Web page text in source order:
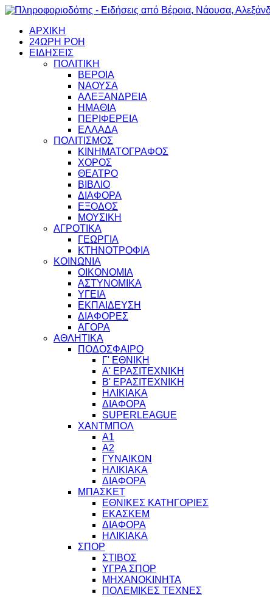
ΑΡΧΙΚΗ
24ΩΡΗ ΡΟΗ
ΕΙΔΗΣΕΙΣ
ΠΟΛΙΤΙΚΗ
ΒΕΡΟΙΑ
ΝΑΟΥΣΑ
ΑΛΕΞΑΝΔΡΕΙΑ
ΗΜΑΘΙΑ
ΠΕΡΙΦΕΡΕΙΑ
ΕΛΛΑΔΑ
ΠΟΛΙΤΙΣΜΟΣ
ΚΙΝΗΜΑΤΟΓΡΑΦΟΣ
ΧΟΡΟΣ
ΘΕΑΤΡΟ
ΒΙΒΛΙΟ
ΔΙΑΦΟΡΑ
ΕΞΟΔΟΣ
ΜΟΥΣΙΚΗ
ΑΓΡΟΤΙΚΑ
ΓΕΩΡΓΙΑ
ΚΤΗΝΟΤΡΟΦΙΑ
ΚΟΙΝΩΝΙΑ
ΟΙΚΟΝΟΜΙΑ
ΑΣΤΥΝΟΜΙΚΑ
ΥΓΕΙΑ
ΕΚΠΑΙΔΕΥΣΗ
ΔΙΑΦΟΡΕΣ
ΑΓΟΡΑ
ΑΘΛΗΤΙΚΑ
ΠΟΔΟΣΦΑΙΡΟ
Γ' ΕΘΝΙΚΗ
Α' ΕΡΑΣΙΤΕΧΝΙΚΗ
Β' ΕΡΑΣΙΤΕΧΝΙΚΗ
ΗΛΙΚΙΑΚΑ
ΔΙΑΦΟΡΑ
SUPERLEAGUE
ΧΑΝΤΜΠΟΛ
Α1
Α2
ΓΥΝΑΙΚΩΝ
ΗΛΙΚΙΑΚΑ
ΔΙΑΦΟΡΑ
ΜΠΑΣΚΕΤ
ΕΘΝΙΚΕΣ ΚΑΤΗΓΟΡΙΕΣ
ΕΚΑΣΚΕΜ
ΔΙΑΦΟΡΑ
ΗΛΙΚΙΑΚΑ
ΣΠΟΡ
ΣΤΙΒΟΣ
ΥΓΡΑ ΣΠΟΡ
ΜΗΧΑΝΟΚΙΝΗΤΑ
ΠΟΛΕΜΙΚΕΣ ΤΕΧΝΕΣ